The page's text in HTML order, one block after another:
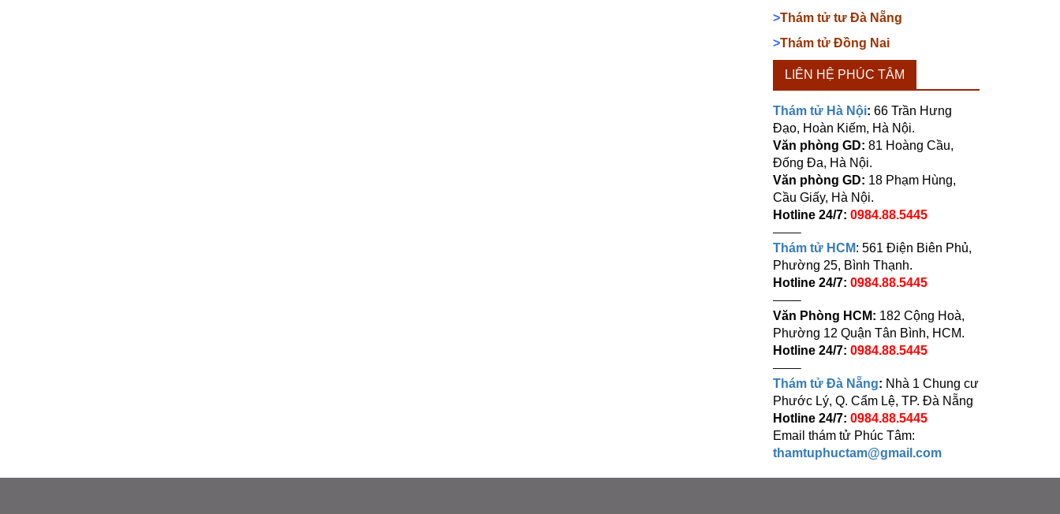
>Thám tử tư Đà Nẵng
>Thám tử Đồng Nai
LIÊN HỆ PHÚC TÂM
Thám tử Hà Nội: 66 Trần Hưng
Đạo, Hoàn Kiếm, Hà Nội.
Văn phòng GD: 81 Hoàng Cầu,
Đống Đa, Hà Nội.
Văn phòng GD: 18 Phạm Hùng,
Cầu Giấy, Hà Nội.
Hotline 24/7: 0984.88.5445
——–
Thám tử HCM: 561 Điện Biên Phủ,
Phường 25, Bình Thạnh.
Hotline 24/7: 0984.88.5445
——–
Văn Phòng HCM: 182 Cộng Hoà,
Phường 12 Quận Tân Bình, HCM.
Hotline 24/7: 0984.88.5445
——–
Thám tử Đà Nẵng: Nhà 1 Chung cư
Phước Lý, Q. Cẩm Lệ, TP. Đà Nẵng
Hotline 24/7: 0984.88.5445
Email thám tử Phúc Tâm:
thamtuphuctam@gmail.com